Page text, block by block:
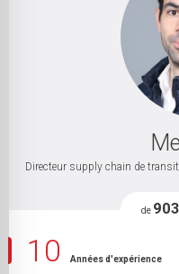
Directeur supply chain de
de
10 Années d'expérience